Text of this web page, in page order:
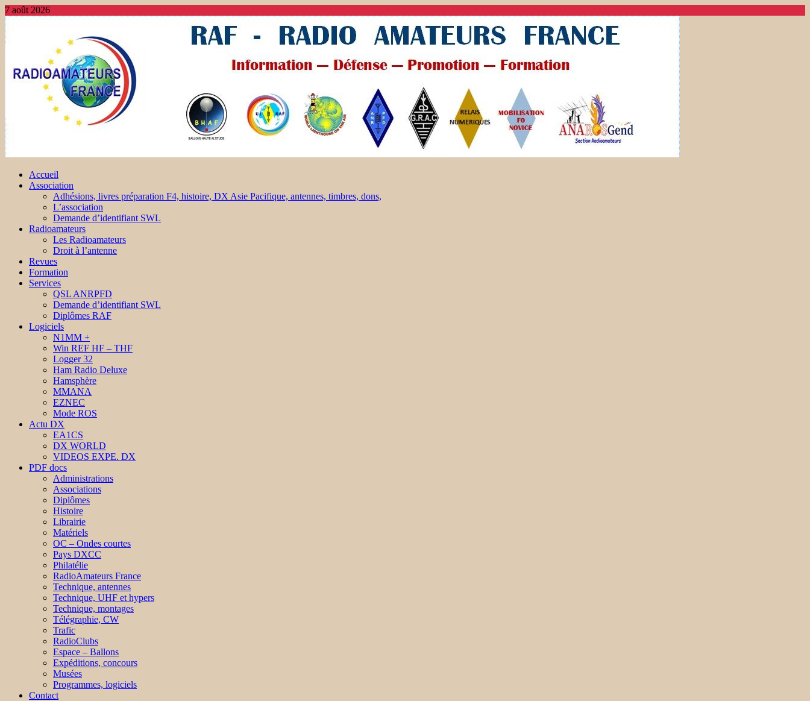
7 août 2026
Accueil
Association
Adhésions, livres préparation F4, histoire, DX Asie Pacifique, antennes, timbres, dons,
L’association
Demande d’identifiant SWL
Radioamateurs
Les Radioamateurs
Droit à l’antenne
Revues
Formation
Services
QSL ANRPFD
Demande d’identifiant SWL
Diplômes RAF
Logiciels
N1MM +
Win REF HF – THF
Logger 32
Ham Radio Deluxe
Hamsphère
MMANA
EZNEC
Mode ROS
Actu DX
EA1CS
DX WORLD
VIDEOS EXPE. DX
PDF docs
Administrations
Associations
Diplômes
Histoire
Librairie
Matériels
OC – Ondes courtes
Pays DXCC
Philatélie
RadioAmateurs France
Technique, antennes
Technique, UHF et hypers
Technique, montages
Télégraphie, CW
Trafic
RadioClubs
Espace – Ballons
Expéditions, concours
Musées
Programmes, logiciels
Contact